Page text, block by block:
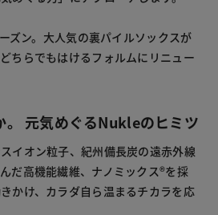
ズン。大人気の裏パイルソックスが
ちらでもはけるフォルムにリニュー
。 元気めぐるNukleのヒミツ
イオン粒子、紀州備長炭の遠赤外線
だ高機能繊維、ナノミックス®を採
かけ、カラダ自ら温まるチカラを応